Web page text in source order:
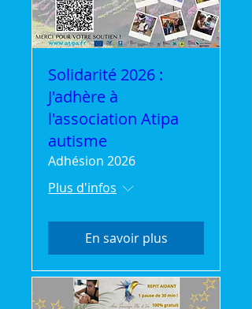
Solidarité 2026 :
J'adhère à
l'association Atipa
autisme
Adhésion 2026
Plus d'infos
En savoir plus